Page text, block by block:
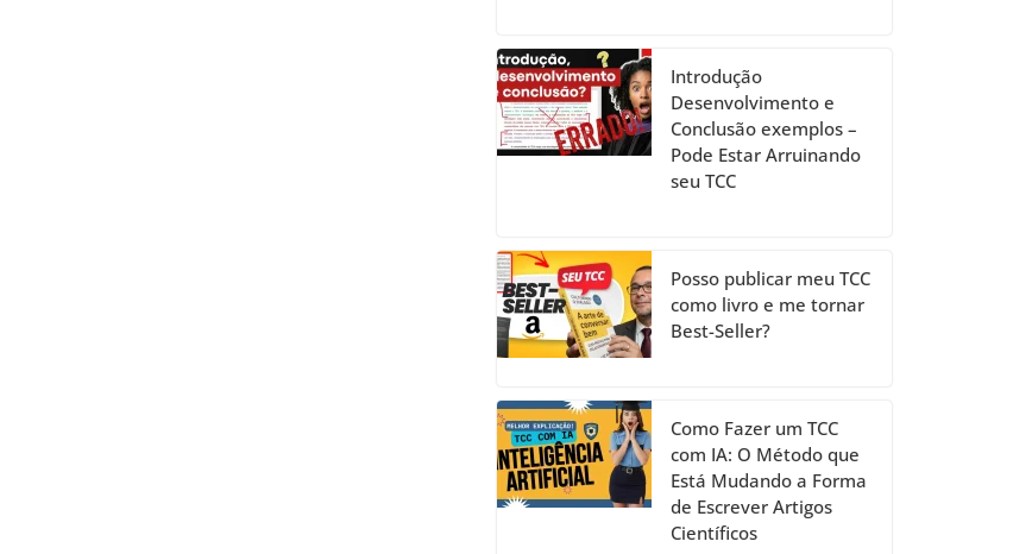
a
n
n
el
Introdução
Desenvolvimento e
Conclusão exemplos –
Pode Estar Arruinando
seu TCC
Posso publicar meu TCC
como livro e me tornar
Best-Seller?
Como Fazer um TCC
com IA: O Método que
Está Mudando a Forma
de Escrever Artigos
Científicos